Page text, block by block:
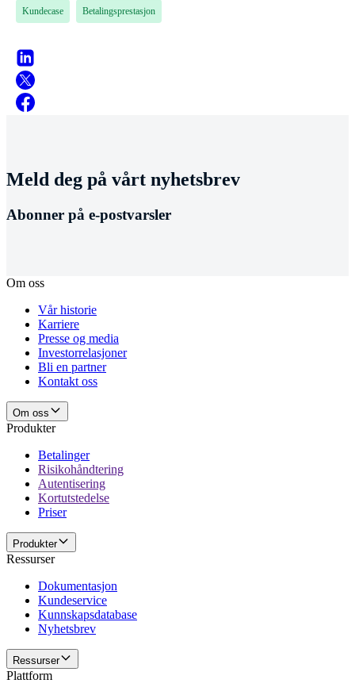
Kundecase Betalingsprestasjon
Meld deg på vårt nyhetsbrev
Abonner på e-postvarsler
Om oss
Vår historie
Karriere
Presse og media
Investorrelasjoner
Bli en partner
Kontakt oss
Om oss
Produkter
Betalinger
Risikohåndtering
Autentisering
Kortutstedelse
Priser
Produkter
Ressurser
Dokumentasjon
Kundeservice
Kunnskapsdatabase
Nyhetsbrev
Ressurser
Plattform